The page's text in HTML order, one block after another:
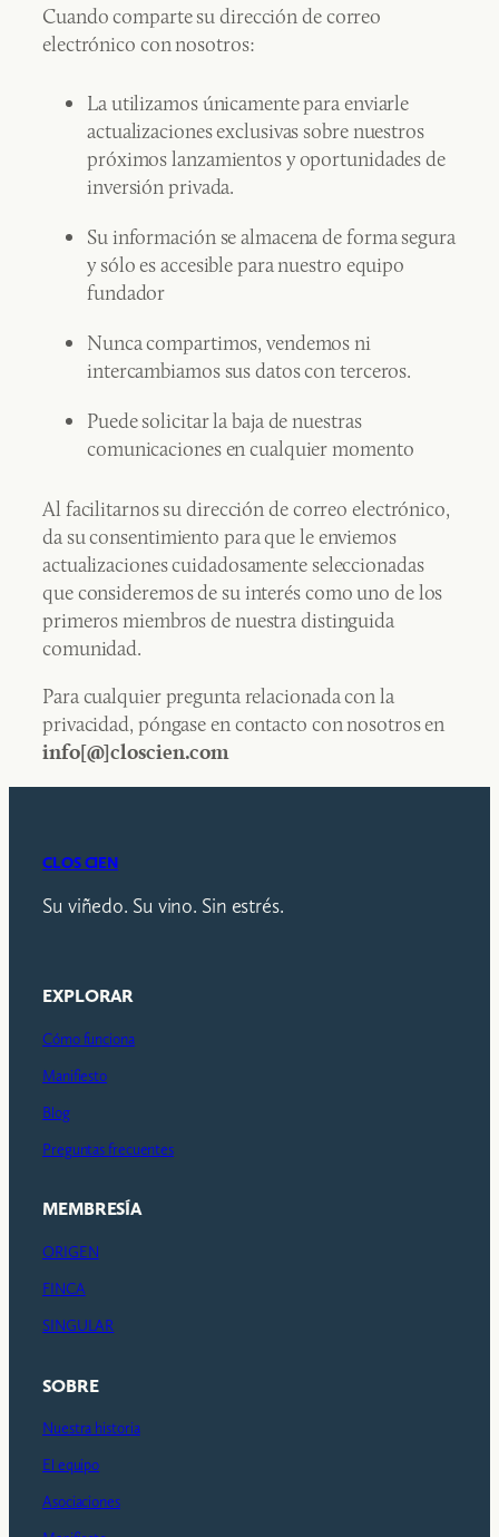
Cuando comparte su dirección de correo
electrónico con nosotros:
La utilizamos únicamente para enviarle
actualizaciones exclusivas sobre nuestros
próximos lanzamientos y oportunidades de
inversión privada.
Su información se almacena de forma segura
y sólo es accesible para nuestro equipo
fundador
Nunca compartimos, vendemos ni
intercambiamos sus datos con terceros.
Puede solicitar la baja de nuestras
comunicaciones en cualquier momento
Al facilitarnos su dirección de correo electrónico,
da su consentimiento para que le enviemos
actualizaciones cuidadosamente seleccionadas
que consideremos de su interés como uno de los
primeros miembros de nuestra distinguida
comunidad.
Para cualquier pregunta relacionada con la
privacidad, póngase en contacto con nosotros en
info[@]closcien.com
CLOS CIEN
Su viñedo. Su vino. Sin estrés.
EXPLORAR
Cómo funciona
Manifiesto
Blog
Preguntas frecuentes
MEMBRESÍA
ORIGEN
FINCA
SINGULAR
SOBRE
Nuestra historia
El equipo
Asociaciones